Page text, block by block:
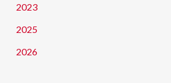
2023
2025
2026